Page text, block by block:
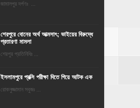
জামালপুর দর্পণঃ ...
শেরপুরে বোনের অর্থ আত্মসাৎ; ভাইয়ের বিরুদ্ধে
প্রতারণা মামলা
শেরপুর প্রতিনিধিঃ ...
ইসলামপুরে প্রক্সি পরীক্ষা দিতে গিয়ে আটক এক
রোকনুজ্জামান সবুজঃ ...